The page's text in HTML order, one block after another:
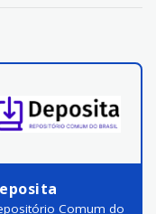
Comum do